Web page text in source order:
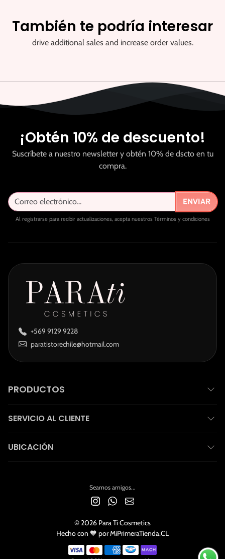
También te podría interesar
drive additional sales and increase order values.
¡Obtén 10% de descuento!
Suscríbete a nuestro newsletter y obtén 10% de dscto en tu
compra.
ENVIAR
Al registrarse para recibir actualizaciones, acepta nuestros Términos y condiciones
+569 9129 9228
paratistorechile@hotmail.com
PRODUCTOS
SERVICIO AL CLIENTE
UBICACIÓN
Seamos amigos...
© 2026 Para Ti Cosmetics
Hecho con 🧡 por MiPrimeraTienda.CL
Payment Methods